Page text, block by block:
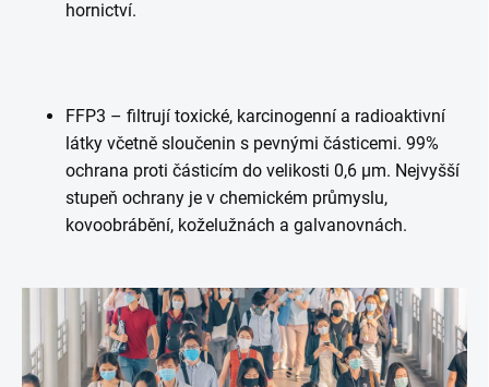
hornictví.
FFP3 – filtrují toxické, karcinogenní a radioaktivní
látky včetně sloučenin s pevnými částicemi. 99%
ochrana proti částicím do velikosti 0,6 μm. Nejvyšší
stupeň ochrany je v chemickém průmyslu,
kovoobrábění, koželužnách a galvanovnách.